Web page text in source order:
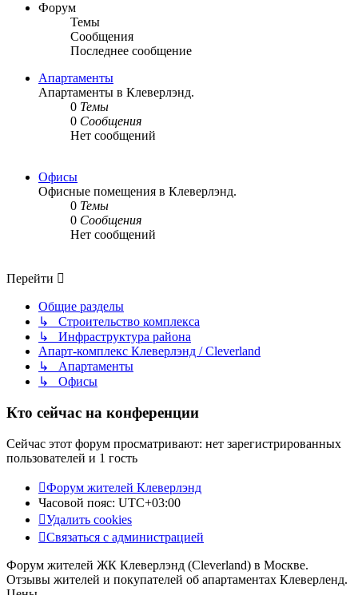
Форум
Темы
Сообщения
Последнее сообщение
Апартаменты
Апартаменты в Клеверлэнд.
0 Темы
0 Сообщения
Нет сообщений
Офисы
Офисные помещения в Клеверлэнд.
0 Темы
0 Сообщения
Нет сообщений
Перейти
Общие разделы
↳ Строительство комплекса
↳ Инфраструктура района
Апарт-комплекс Клеверлэнд / Cleverland
↳ Апартаменты
↳ Офисы
Кто сейчас на конференции
Сейчас этот форум просматривают: нет зарегистрированных
пользователей и 1 гость
Форум жителей Клеверлэнд
Часовой пояс: UTC+03:00
Удалить cookies
Связаться с администрацией
Форум жителей ЖК Клеверлэнд (Cleverland) в Москве.
Отзывы жителей и покупателей об апартаментах Клеверленд.